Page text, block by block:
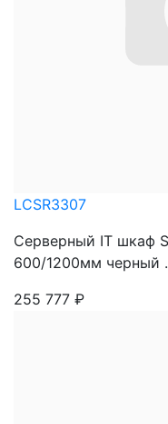
LCSR3307
Серверный IT шкаф
600/1200мм черный
255 777 ₽